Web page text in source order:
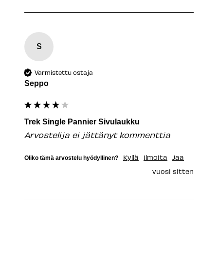
S
Varmistettu ostaja
Seppo
Trek Single Pannier Sivulaukku
Arvostelija ei jättänyt kommenttia
Oliko tämä arvostelu hyödyllinen? Kyllä Ilmoita
Jaa
vuosi sitten